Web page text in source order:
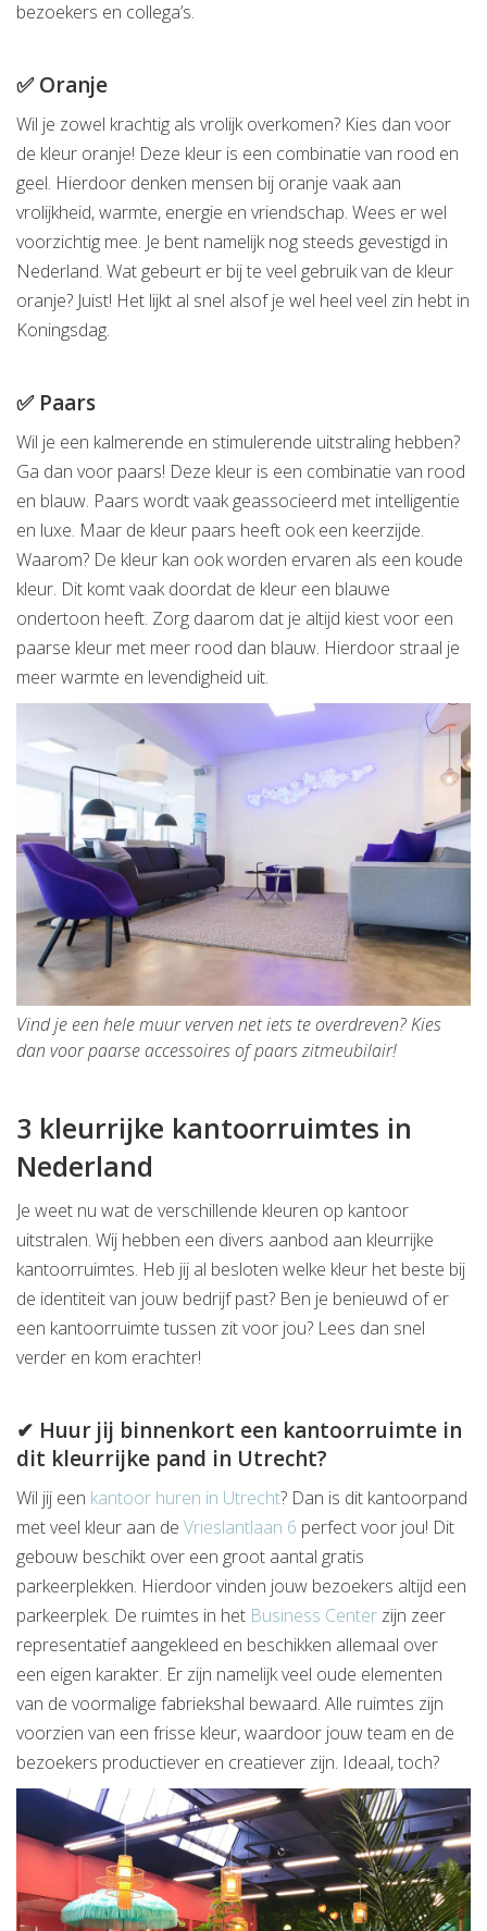
bezoekers en collega’s.
✅ Oranje
Wil je zowel krachtig als vrolijk overkomen? Kies dan voor
de kleur oranje! Deze kleur is een combinatie van rood en
geel. Hierdoor denken mensen bij oranje vaak aan
vrolijkheid, warmte, energie en vriendschap. Wees er wel
voorzichtig mee. Je bent namelijk nog steeds gevestigd in
Nederland. Wat gebeurt er bij te veel gebruik van de kleur
oranje? Juist! Het lijkt al snel alsof je wel heel veel zin hebt in
Koningsdag.
✅ Paars
Wil je een kalmerende en stimulerende uitstraling hebben?
Ga dan voor paars! Deze kleur is een combinatie van rood
en blauw. Paars wordt vaak geassocieerd met intelligentie
en luxe. Maar de kleur paars heeft ook een keerzijde.
Waarom? De kleur kan ook worden ervaren als een koude
kleur. Dit komt vaak doordat de kleur een blauwe
ondertoon heeft. Zorg daarom dat je altijd kiest voor een
paarse kleur met meer rood dan blauw. Hierdoor straal je
meer warmte en levendigheid uit.
Vind je een hele muur verven net iets te overdreven? Kies
dan voor paarse accessoires of paars zitmeubilair!
3 kleurrijke kantoorruimtes in
Nederland
Je weet nu wat de verschillende kleuren op kantoor
uitstralen. Wij hebben een divers aanbod aan kleurrijke
kantoorruimtes. Heb jij al besloten welke kleur het beste bij
de identiteit van jouw bedrijf past? Ben je benieuwd of er
een kantoorruimte tussen zit voor jou? Lees dan snel
verder en kom erachter!
✔ Huur jij binnenkort een kantoorruimte in
dit kleurrijke pand in Utrecht?
Wil jij een kantoor huren in Utrecht? Dan is dit kantoorpand
met veel kleur aan de Vrieslantlaan 6 perfect voor jou! Dit
gebouw beschikt over een groot aantal gratis
parkeerplekken. Hierdoor vinden jouw bezoekers altijd een
parkeerplek. De ruimtes in het Business Center zijn zeer
representatief aangekleed en beschikken allemaal over
een eigen karakter. Er zijn namelijk veel oude elementen
van de voormalige fabriekshal bewaard. Alle ruimtes zijn
voorzien van een frisse kleur, waardoor jouw team en de
bezoekers productiever en creatiever zijn. Ideaal, toch?